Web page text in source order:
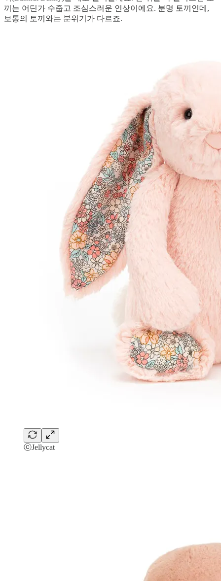
끼는 어딘가 수줍고 조심스러운 인상이에요. 분명 토끼인데,
보통의 토끼와는 분위기가 다르죠.
ⓒJellycat